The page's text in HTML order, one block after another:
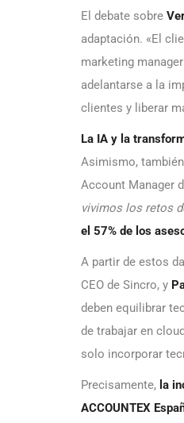
El debate sobre
adaptación. «El
marketing
adelantarse a la
clientes y liberar
La IA y la
Asimismo,
Account Manager
vivimos los retos
el 57% de los
A partir de estos
CEO de Sincro, y
deben equilibrar
de trabajar en
solo incorporar
Precisamente, la
ACCOUNTEX